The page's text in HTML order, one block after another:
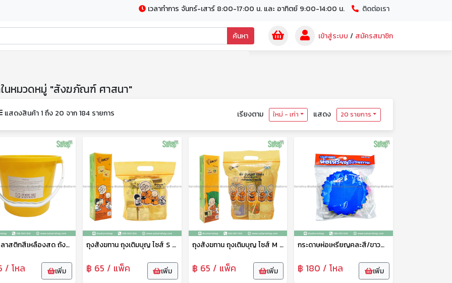
เวลาทำการ จันทร์-เสาร์ 8:00-17:00 น. และ อาทิตย์ 9:00-14:00 น. ติดต่อเรา
ค้นหา เข้าสู่ระบบ / สมัครสมาชิก
นหมวดหมู่ "สังฆภัณฑ์ ศาสนา"
แสดงสินค้า 1 ถึง 20 จาก 184 รายการ เรียงตาม ใหม่ - เก่า แสดง 20 รายการ
ถังน้ำพลาสติกสีเหลืองสด ถังสังฆทาน 2.5K No.205 SRT
/ โหล เพิ่ม
ถุงสังฆทาน ถุงเติมบุญ ไซส์ S 18x24 ซม. Sunzip
฿ 65 / แพ็ค เพิ่ม
ถุงสังฆทาน ถุงเติมบุญ ไซส์ M 27x27 ซม. Sunzip
฿ 65 / แพ็ค เพิ่ม
กระดาษห่อเหรียญคละสี/ขาวดำ 100แผ่น 0
฿ 180 / โหล เพิ่ม